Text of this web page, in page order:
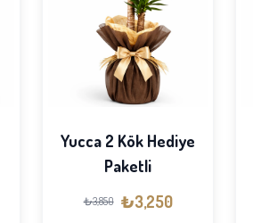
Yucca 2 Kök Hediye
Paketli
₺3,850 ₺3,250